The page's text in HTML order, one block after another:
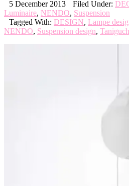
5 December 2013 Filed Under:
Luminaire, NENDO, Suspension
Tagged With: DESIGN, Lampe
NENDO, Suspension design,